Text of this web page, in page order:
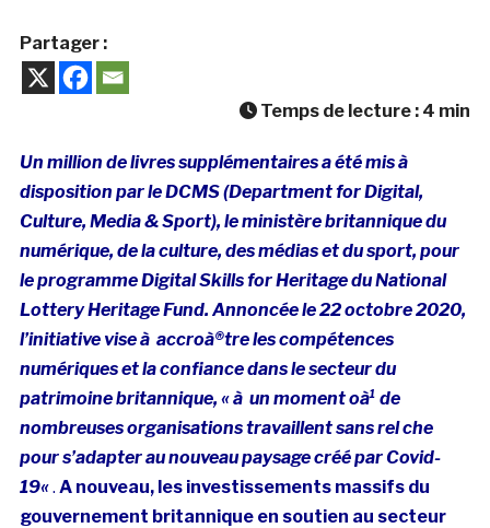
Partager :
Temps de lecture : 4 min
Un million de livres supplémentaires a été mis à
disposition par le DCMS (Department for Digital,
Culture, Media & Sport), le ministère britannique du
numérique, de la culture, des médias et du sport, pour
le programme Digital Skills for Heritage du National
Lottery Heritage Fund. Annoncée le 22 octobre 2020,
l’initiative vise à accroà®tre les compétences
numériques et la confiance dans le secteur du
patrimoine britannique, « à un moment oà¹ de
nombreuses organisations travaillent sans rel che
pour s’adapter au nouveau paysage créé par Covid-
19«. A nouveau, les investissements massifs du
gouvernement britannique en soutien au secteur